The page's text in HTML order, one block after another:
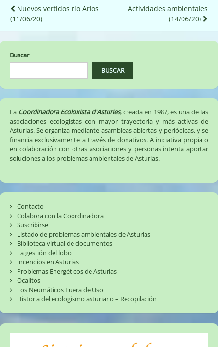
Navegación
de
entradas
Nuevos vertidos río Arlos
(11/06/20)
Actividades ambientales
(14/06/20)
Buscar
BUSCAR
La Coordinadora Ecoloxista d'Asturies, creada en 1987, es una de las
asociaciones ecologistas con mayor trayectoria y más activas de
Asturias. Se organiza mediante asambleas abiertas y periódicas, y se
financia exclusivamente a través de donativos. A iniciativa propia o
en colaboración con otras asociaciones y personas intenta aportar
soluciones a los problemas ambientales de Asturias.
Contacto
Colabora con la Coordinadora
Suscribirse
Listado de problemas ambientales de Asturias
Biblioteca virtual de documentos
La gestión del lobo
Incendios en Asturias
Problemas Energéticos de Asturias
Ocalitos
Los Neumáticos Fuera de Uso
Historia del ecologismo asturiano – Recopilación